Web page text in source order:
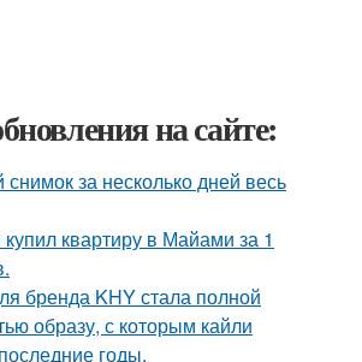
на сайте:
за несколько дней весь
квартиру в Майами за 1
бренда KHY стала полной
образу, с которым кайли
годы.